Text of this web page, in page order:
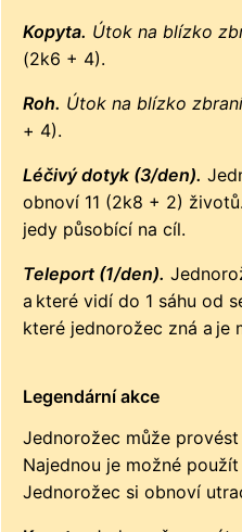
Kopyta. Útok na blízko
(2k6 + 4).
Roh. Útok na blízko
+ 4).
Léčivý dotyk (3/den).
obnoví 11 (2k8 + 2)
jedy působící na cíl.
Teleport (1/den).
a které vidí do 1 sáhu od
které jednorožec zná a je
Legendární akce
Jednorožec může
Najednou je možné
Jednorožec si obnoví